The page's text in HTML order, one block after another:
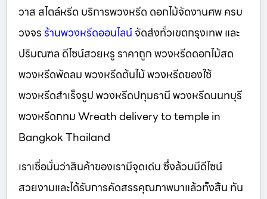
วาส สไตล์หรีด บริการพวงหรีด ดอกไม้จัดงานศพ ครบ
วงจรร้านพวงหรีดออนไลน์จัดส่งทั่วเขตกรุงเทพ และ
ปริมณฑล ดีไซน์สวยหรู ราคาถูก พวงหรีดดอกไม้สด
พวงหรีดพัดลม พวงหรีดต้นไม้ พวงหรีดของใช้
พวงหรีดสำเร็จรูป พวงหรีดปทุมธานี พวงหรีดนนทบุรี
พวงหรีดกทม Wreath delivery to temple in
Bangkok Thailand
เราเชื่อมั่นว่าสินค้าของเรามีจุดเด่น ซึ่งล้วนมีดีไซน์
สวยงามและได้รับการคัดสรรคุณภาพมาแล้วทั้งสิ้น ทัน